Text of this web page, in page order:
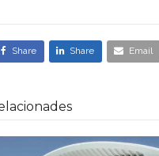
Share Share Email